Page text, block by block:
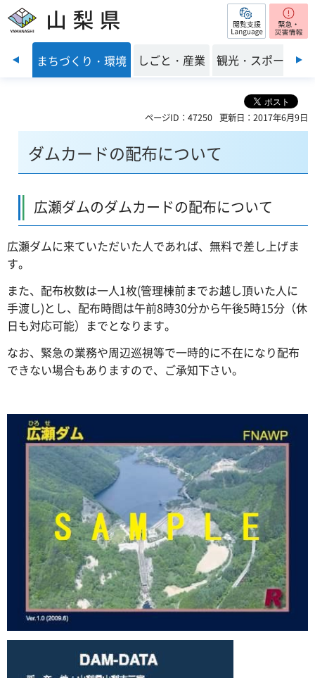
山梨県 閲覧支援
祉 まちづくり・環境 しごと・産業 観光・スポーツ
ページID：47250 更新日：2017年6月9日
ダムカードの配布について
広瀬ダムのダムカードの配布について
広瀬ダムに来ていただいた人であれば、無料で差し上げま
す。
また、配布枚数は一人1枚(管理棟前までお越し頂いた人に
手渡し)とし、配布時間は午前8時30分から午後5時15分（休
日も対応可能）までとなります。
なお、緊急の業務や周辺巡視等で一時的に不在になり配布
できない場合もありますので、ご承知下さい。